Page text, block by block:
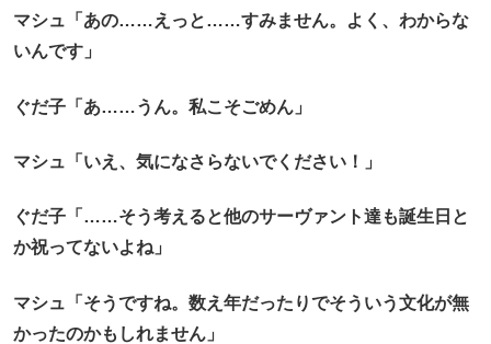
マシュ「あの……えっと……すみません。よく、わからな
いんです」
ぐだ子「あ……うん。私こそごめん」
マシュ「いえ、気になさらないでください！」
ぐだ子「……そう考えると他のサーヴァント達も誕生日と
か祝ってないよね」
マシュ「そうですね。数え年だったりでそういう文化が無
かったのかもしれません」